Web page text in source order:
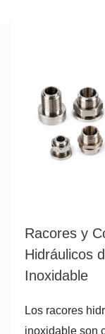
Racores y
Hidráulicos
Inoxidable
Los racores
inoxidable son